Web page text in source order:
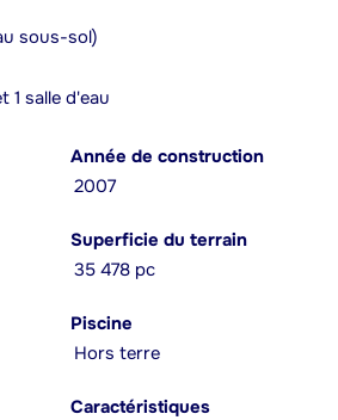
sous-sol)
1 salle d'eau
Année de construction
2007
Superficie du terrain
35 478 pc
Piscine
Hors terre
Caractéristiques